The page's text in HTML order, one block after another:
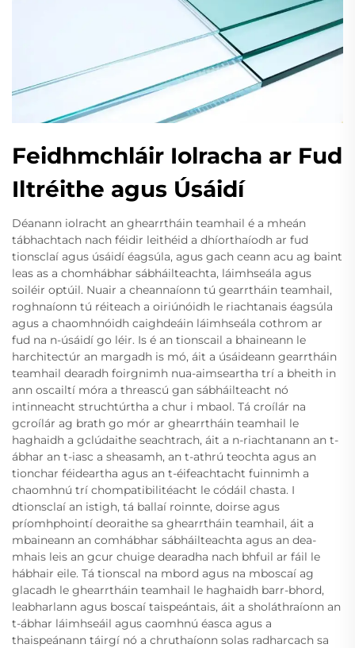
Feidhmchláir Iolracha ar Fud
Iltréithe agus Úsáidí
Déanann iolracht an ghearrtháin teamhail é a mheán
tábhachtach nach féidir leithéid a dhíorthaíodh ar fud
tionsclaí agus úsáidí éagsúla, agus gach ceann acu ag baint
leas as a chomhábhar sábháilteachta, láimhseála agus
soiléir optúil. Nuair a cheannaíonn tú gearrtháin teamhail,
roghnaíonn tú réiteach a oiriúnóidh le riachtanais éagsúla
agus a chaomhnóidh caighdeáin láimhseála cothrom ar
fud na n-úsáidí go léir. Is é an tionscail a bhaineann le
harchitectúr an margadh is mó, áit a úsáideann gearrtháin
teamhail dearadh foirgnimh nua-aimseartha trí a bheith in
ann oscailtí móra a threascú gan sábháilteacht nó
intinneacht struchtúrtha a chur i mbaol. Tá croílár na
gcroílár ag brath go mór ar ghearrtháin teamhail le
haghaidh a gclúdaithe seachtrach, áit a n-riachtanann an t-
ábhar an t-iasc a sheasamh, an t-athrú teochta agus an
tionchar féideartha agus an t-éifeachtacht fuinnimh a
chaomhnú trí chompatibilitéacht le códáil chasta. I
dtionsclaí an istigh, tá ballaí roinnte, doirse agus
príomhphointí deoraithe sa ghearrtháin teamhail, áit a
mbaineann an comhábhar sábháilteachta agus an dea-
mhais leis an gcur chuige dearadha nach bhfuil ar fáil le
hábhair eile. Tá tionscal na mbord agus na mboscaí ag
glacadh le ghearrtháin teamhail le haghaidh barr-bhord,
leabharlann agus boscaí taispeántais, áit a sholáthraíonn an
t-ábhar láimhseáil agus caomhnú éasca agus a
thaispeánann táirgí nó a chruthaíonn solas radharcach sa